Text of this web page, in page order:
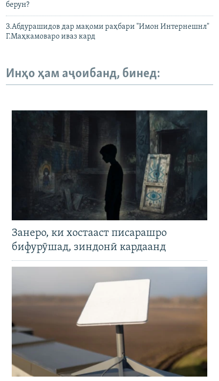
берун?
З.Абдурашидов дар мақоми раҳбари "Имон Интернешнл"
Г.Маҳкамоваро иваз кард
Инҳо ҳам аҷоибанд, бинед:
Занеро, ки хостааст писарашро
бифурӯшад, зиндонӣ кардаанд